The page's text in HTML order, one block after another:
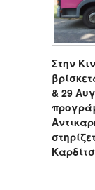
Στην
& 29